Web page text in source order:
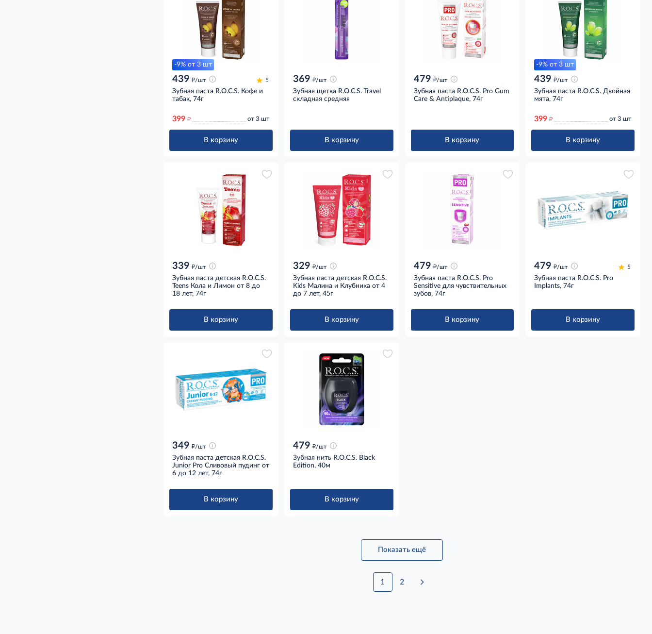
-9% от 3 шт
439 д/шт 5
Зубная паста R.O.C.S. Кофе и
табак, 74г
399 д от 3 шт
В корзину
369 д/шт
Зубная щетка R.O.C.S. Travel
складная средняя
В корзину
479 д/шт
Зубная паста R.O.C.S. Pro Gum
Care & Antiplaque, 74г
В корзину
-9% от 3 шт
439 д/шт
Зубная паста R.O.C.S. Двойная
мята, 74г
399 д от 3 шт
В корзину
339 д/шт
Зубная паста детская R.O.C.S.
Teens Кола и Лимон от 8 до
18 лет, 74г
В корзину
329 д/шт
Зубная паста детская R.O.C.S.
Kids Малина и Клубника от 4
до 7 лет, 45г
В корзину
479 д/шт
Зубная паста R.O.C.S. Pro
Sensitive для чувствительных
зубов, 74г
В корзину
479 д/шт 5
Зубная паста R.O.C.S. Pro
Implants, 74г
В корзину
349 д/шт
Зубная паста детская R.O.C.S.
Junior Pro Сливовый пудинг от
6 до 12 лет, 74г
В корзину
479 д/шт
Зубная нить R.O.C.S. Black
Edition, 40м
В корзину
Показать ещё
1 2